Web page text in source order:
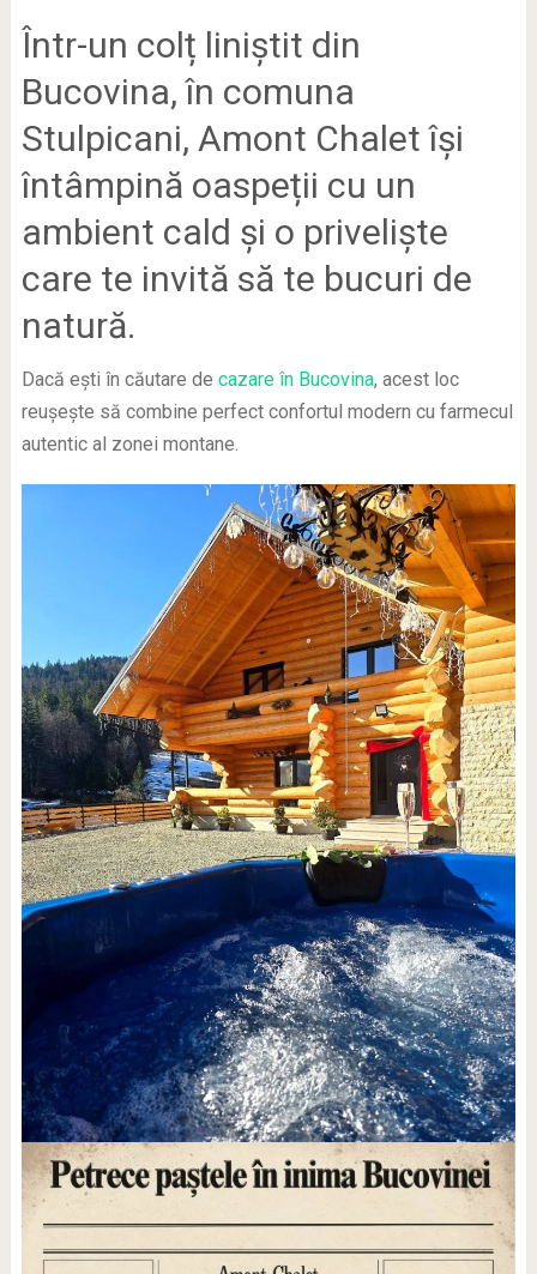
Într-un colț liniștit din
Bucovina, în comuna
Stulpicani, Amont Chalet își
întâmpină oaspeții cu un
ambient cald și o priveliște
care te invită să te bucuri de
natură.
Dacă ești în căutare de cazare în Bucovina, acest loc
reușește să combine perfect confortul modern cu farmecul
autentic al zonei montane.